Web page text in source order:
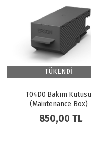
TÜKENDİ
T04D0 Bakım Kutusu
(Maintenance Box)
850,00 TL